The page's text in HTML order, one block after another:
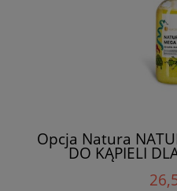
Opcja Natura
DO KĄPIELI